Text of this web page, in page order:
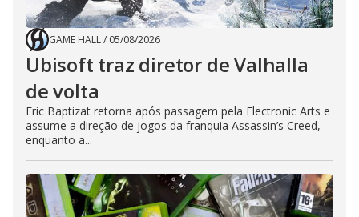
GAME HALL/ 05/08/2026
Ubisoft traz diretor de Valhalla
de volta
Eric Baptizat retorna após passagem pela Electronic Arts e
assume a direção de jogos da franquia Assassin’s Creed,
enquanto a...